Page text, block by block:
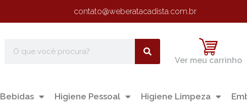
contato@weberatacadista.com.br
Ver meu carrinho
Bebidas Higiene Pessoal Higiene Limpeza